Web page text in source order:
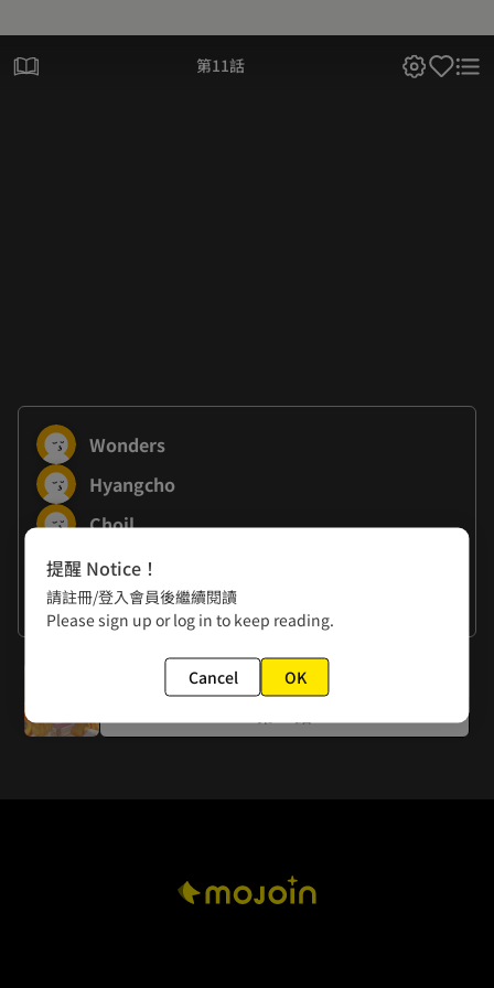
第11話
Wonders
Hyangcho
Choil
作者的話
謝謝大家
提醒 Notice！
請註冊/登入會員後繼續閱讀
Please sign up or log in to keep reading.
Cancel OK